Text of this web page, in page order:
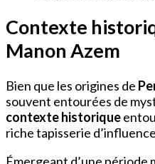
Contexte
Manon Azem
Bien que les origines de
souvent entourées de
contexte historique
riche tapisserie